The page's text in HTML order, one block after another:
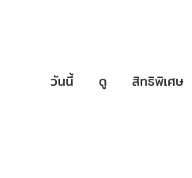
วันนี้ ดู สิทธิพิเศษ